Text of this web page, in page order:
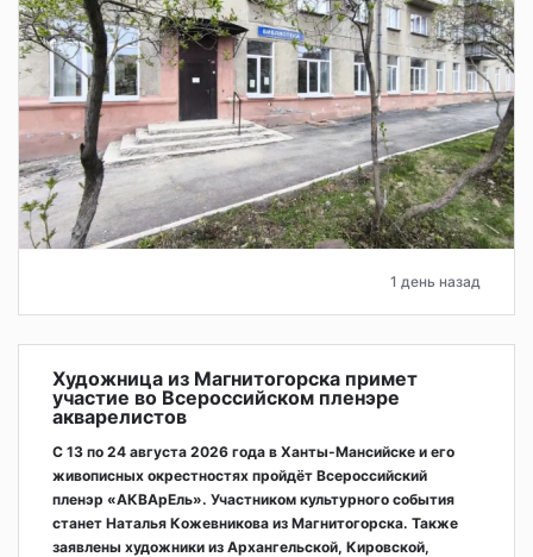
1 день назад
Художница из Магнитогорска примет
участие во Всероссийском пленэре
акварелистов
С 13 по 24 августа 2026 года в Ханты-Мансийске и его
живописных окрестностях пройдёт Всероссийский
пленэр «АКВАрЕль». Участником культурного события
станет Наталья Кожевникова из Магнитогорска. Также
заявлены художники из Архангельской, Кировской,